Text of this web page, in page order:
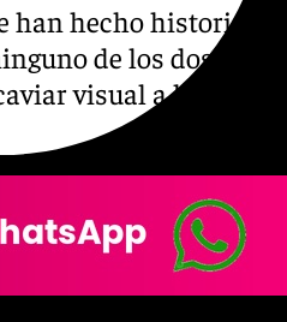
han hecho historia en
de los dos estaba
visual a los